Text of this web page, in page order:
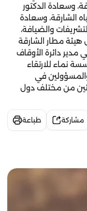
وسعادة الدكتور
الشارقة، وسعادة
والضيافة،
مطار الشارقة
مدير دائرة الأوقاف
نماء للارتقاء
والمسؤولين في
من مختلف دول
مشاركة طباعة